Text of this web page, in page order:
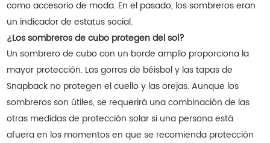
como accesorio de moda. En el pasado, los sombreros eran
un indicador de estatus social.
¿Los sombreros de cubo protegen del sol?
Un sombrero de cubo con un borde amplio proporciona la
mayor protección. Las gorras de béisbol y las tapas de
Snapback no protegen el cuello y las orejas. Aunque los
sombreros son útiles, se requerirá una combinación de las
otras medidas de protección solar si una persona está
afuera en los momentos en que se recomienda protección